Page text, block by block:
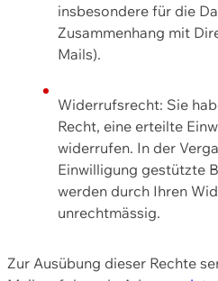
insbesondere für die
Zusammenhang mit
Mails).
Widerrufsrecht: Sie
Recht, eine erteilte
widerrufen. In der
Einwilligung gestützte
werden durch Ihren
unrechtmässig.
Zur Ausübung dieser Rechte